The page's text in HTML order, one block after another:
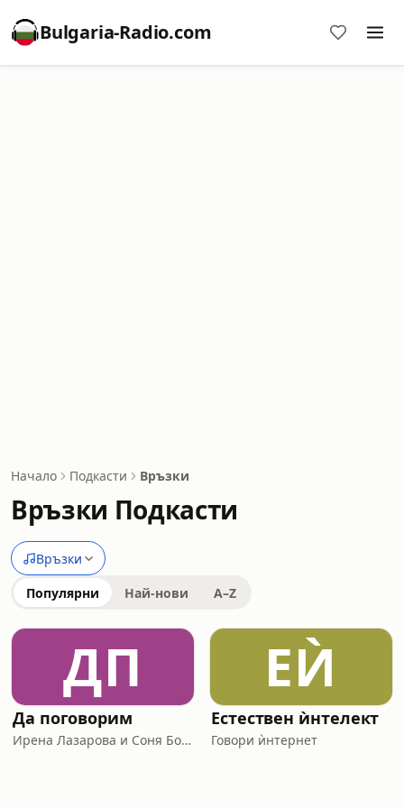
Bulgaria-Radio.com
Начало Подкасти Връзки
Връзки Подкасти
Връзки
Популярни Най-нови A–Z
ДП
Да поговорим
Ирена Лазарова и Соня Борисова
ЕЍ
Естествен ѝнтелект
Говори ѝнтернет